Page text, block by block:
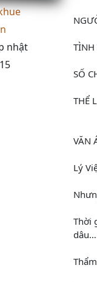
nhật
TÌNH
SỐ
THỂ
VĂN
Lý
Thời